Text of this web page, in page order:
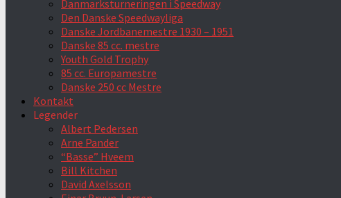
Danmarksturneringen i Speedway
Den Danske Speedwayliga
Danske Jordbanemestre 1930 – 1951
Danske 85 cc. mestre
Youth Gold Trophy
85 cc. Europamestre
Danske 250 cc Mestre
Kontakt
Legender
Albert Pedersen
Arne Pander
“Basse” Hveem
Bill Kitchen
David Axelsson